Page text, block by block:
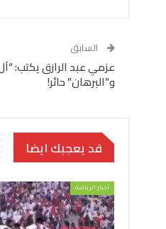
السابق
عزمي عبد الرازق يكتب:
و”البرهان” حائر!
قد يعجبك ايضا
أخبار الرياضة